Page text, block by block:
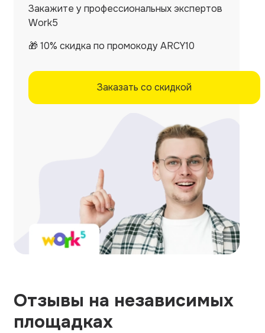
Закажите у профессиональных экспертов
Work5
🎁 10% скидка по промокоду ARCY10
Заказать со скидкой
Отзывы на независимых
площадках